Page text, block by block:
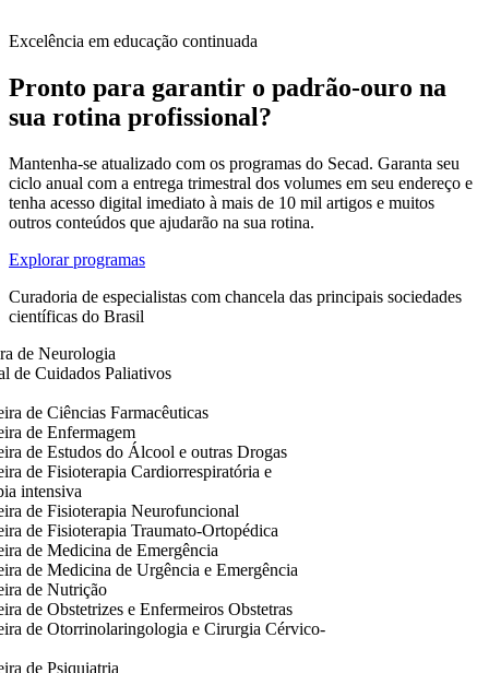
Excelência em educação continuada
Pronto para garantir o padrão-ouro na
sua rotina profissional?
Mantenha-se atualizado com os programas do Secad. Garanta seu
ciclo anual com a entrega trimestral dos volumes em seu endereço e
tenha acesso digital imediato à mais de 10 mil artigos e muitos
outros conteúdos que ajudarão na sua rotina.
Explorar programas
Curadoria de especialistas com chancela das principais sociedades
científicas do Brasil